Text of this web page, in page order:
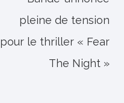
pleine de tension
pour le thriller « Fear
The Night »